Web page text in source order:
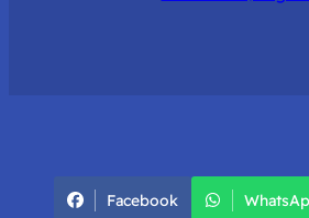
Facebook